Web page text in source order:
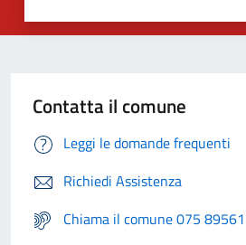
Contatta il comune
Leggi le domande frequenti
Richiedi Assistenza
Chiama il comune 075 89561